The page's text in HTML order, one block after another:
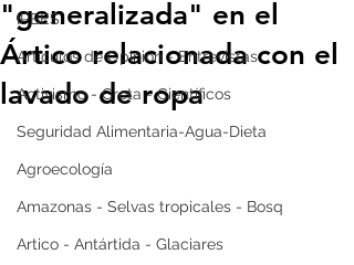
IPBES
Artículos de Opinión - Entrevistas
Activismo - Greta - Científicos
Seguridad Alimentaria-Agua-Dieta
Agroecología
Amazonas - Selvas tropicales - Bosq
Artico - Antártida - Glaciares
"generalizada" en el
Ártico relacionada con el
lavado de ropa